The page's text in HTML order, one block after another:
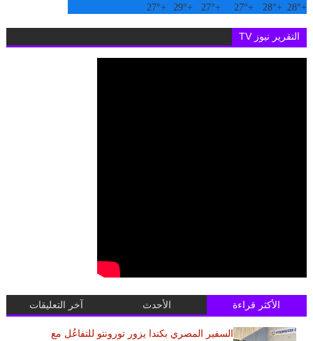
+
28°
+
28°
+
27°
+
27°
+
29°
+
27°
التقرير نيوز TV
الأكثر قراءة الأحدث آخر التعليقات
السفير المصري بكندا يزور تورونتو للتفاعُل مع